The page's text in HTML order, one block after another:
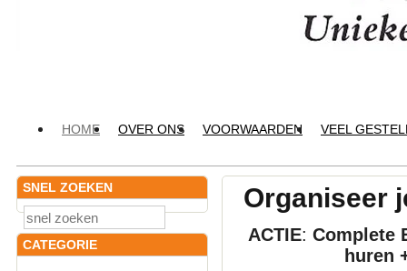
HOME OVER ONS VOORWAARDEN VEEL
SNEL ZOEKEN
CATEGORIE
Organiseer
ACTIE: Complete
huren